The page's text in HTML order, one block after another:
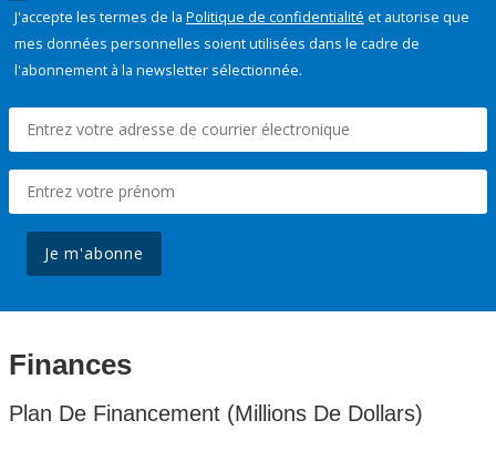
J'accepte les termes de la Politique de confidentialité et autorise que
mes données personnelles soient utilisées dans le cadre de
l'abonnement à la newsletter sélectionnée.
Je m'abonne
Finances
Plan De Financement (Millions De Dollars)